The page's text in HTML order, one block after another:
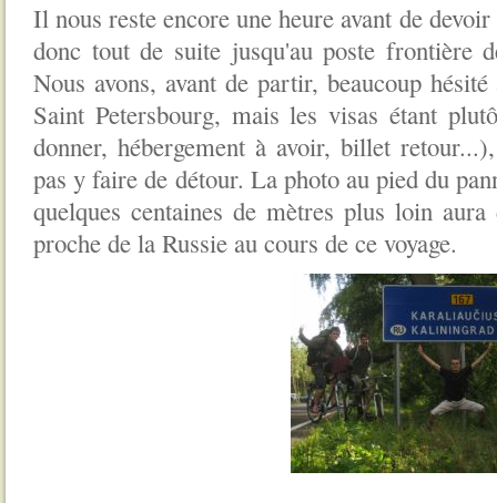
Il nous reste encore une heure avant de
donc tout de suite jusqu'au poste frontière
Nous avons, avant de partir, beaucoup
Saint Petersbourg, mais les visas étant
donner, hébergement à avoir, billet
pas y faire de détour. La photo au pied du
quelques centaines de mètres plus loin
proche de la Russie au cours de ce voyage.